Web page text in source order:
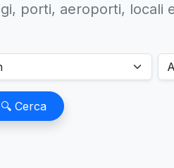
porti, aeroporti, locali
🔍 Cerca